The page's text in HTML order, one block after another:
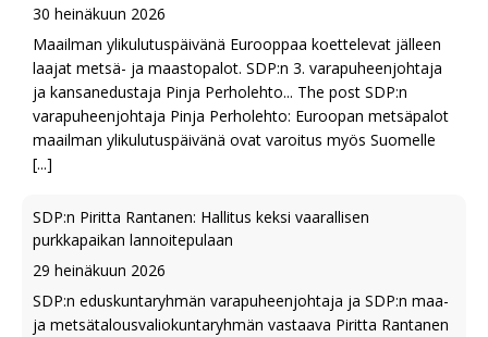
30 heinäkuun 2026
Maailman ylikulutuspäivänä Eurooppaa koettelevat jälleen
laajat metsä- ja maastopalot. SDP:n 3. varapuheenjohtaja
ja kansanedustaja Pinja Perholehto... The post SDP:n
varapuheenjohtaja Pinja Perholehto: Euroopan metsäpalot
maailman ylikulutuspäivänä ovat varoitus myös Suomelle
[...]
SDP:n Piritta Rantanen: Hallitus keksi vaarallisen
purkkapaikan lannoitepulaan
29 heinäkuun 2026
SDP:n eduskuntaryhmän varapuheenjohtaja ja SDP:n maa-
ja metsätalousvaliokuntaryhmän vastaava Piritta Rantanen